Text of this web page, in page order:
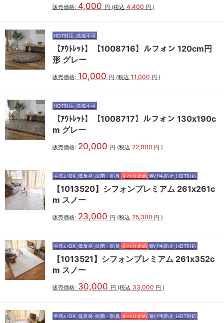
販売価格: 4,000 円 (税込 4,400 円 )
HOT対応 洗濯不可
【ｱｳﾄﾚｯﾄ】【1008716】ルフォン 120cm円
形 グレー
販売価格: 10,000 円 (税込 11,000 円 )
HOT対応 洗濯不可
【ｱｳﾄﾚｯﾄ】【1008717】ルフォン 130x190c
m グレー
販売価格: 20,000 円 (税込 22,000 円 )
手洗いOK 低反発 抗菌・防臭 すべり止め 遊び毛防止 HOT対応
【1013520】シフォンプレミアム 261x261c
m スノー
販売価格: 23,000 円 (税込 25,300 円 )
手洗いOK 低反発 抗菌・防臭 すべり止め 遊び毛防止 HOT対応
【1013521】シフォンプレミアム 261x352c
m スノー
販売価格: 30,000 円 (税込 33,000 円 )
手洗いOK 低反発 抗菌・防臭 すべり止め 遊び毛防止 HOT対応